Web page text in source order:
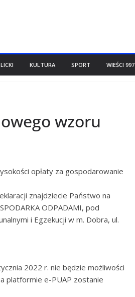
KULTURA SPORT WIEŚCI 997
wzoru
opłaty za gospodarowanie
znajdziecie Państwo na
ODPADAMI, pod
i Egzekucji w m. Dobra, ul.
2022 r. nie będzie możliwości
platformie e-PUAP zostanie